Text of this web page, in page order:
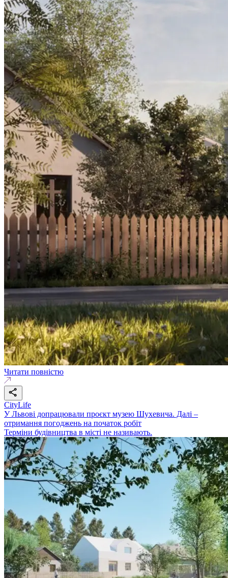
Читати повністю
CityLife
У Львові допрацювали проєкт музею Шухевича. Далі –
отримання погоджень на початок робіт
Терміни будівництва в місті не називають.